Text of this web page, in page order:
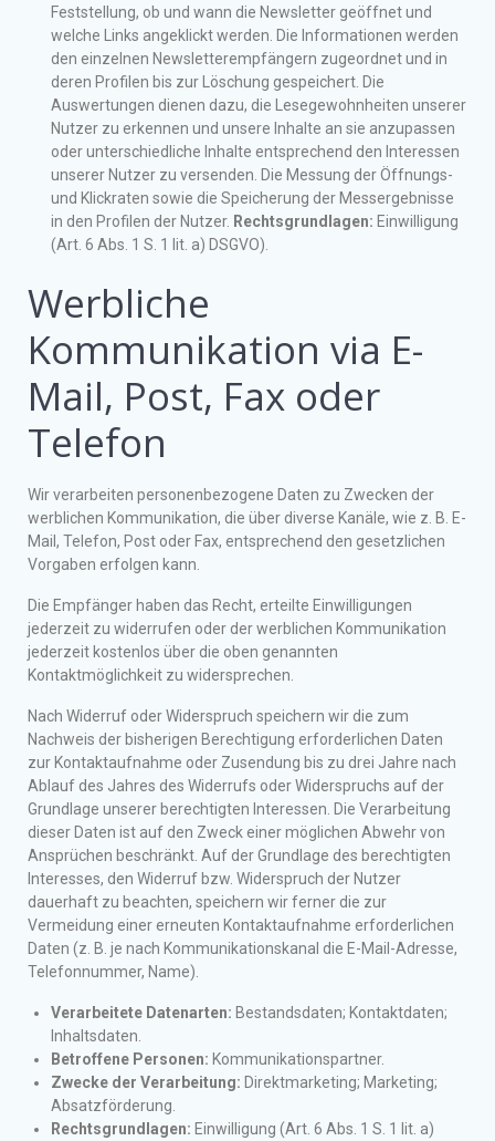
Feststellung, ob und wann die Newsletter geöffnet und
welche Links angeklickt werden. Die Informationen werden
den einzelnen Newsletterempfängern zugeordnet und in
deren Profilen bis zur Löschung gespeichert. Die
Auswertungen dienen dazu, die Lesegewohnheiten unserer
Nutzer zu erkennen und unsere Inhalte an sie anzupassen
oder unterschiedliche Inhalte entsprechend den Interessen
unserer Nutzer zu versenden. Die Messung der Öffnungs-
und Klickraten sowie die Speicherung der Messergebnisse
in den Profilen der Nutzer. Rechtsgrundlagen: Einwilligung
(Art. 6 Abs. 1 S. 1 lit. a) DSGVO).
Werbliche
Kommunikation via E-
Mail, Post, Fax oder
Telefon
Wir verarbeiten personenbezogene Daten zu Zwecken der
werblichen Kommunikation, die über diverse Kanäle, wie z. B. E-
Mail, Telefon, Post oder Fax, entsprechend den gesetzlichen
Vorgaben erfolgen kann.
Die Empfänger haben das Recht, erteilte Einwilligungen
jederzeit zu widerrufen oder der werblichen Kommunikation
jederzeit kostenlos über die oben genannten
Kontaktmöglichkeit zu widersprechen.
Nach Widerruf oder Widerspruch speichern wir die zum
Nachweis der bisherigen Berechtigung erforderlichen Daten
zur Kontaktaufnahme oder Zusendung bis zu drei Jahre nach
Ablauf des Jahres des Widerrufs oder Widerspruchs auf der
Grundlage unserer berechtigten Interessen. Die Verarbeitung
dieser Daten ist auf den Zweck einer möglichen Abwehr von
Ansprüchen beschränkt. Auf der Grundlage des berechtigten
Interesses, den Widerruf bzw. Widerspruch der Nutzer
dauerhaft zu beachten, speichern wir ferner die zur
Vermeidung einer erneuten Kontaktaufnahme erforderlichen
Daten (z. B. je nach Kommunikationskanal die E-Mail-Adresse,
Telefonnummer, Name).
Verarbeitete Datenarten: Bestandsdaten; Kontaktdaten;
Inhaltsdaten.
Betroffene Personen: Kommunikationspartner.
Zwecke der Verarbeitung: Direktmarketing; Marketing;
Absatzförderung.
Rechtsgrundlagen: Einwilligung (Art. 6 Abs. 1 S. 1 lit. a)